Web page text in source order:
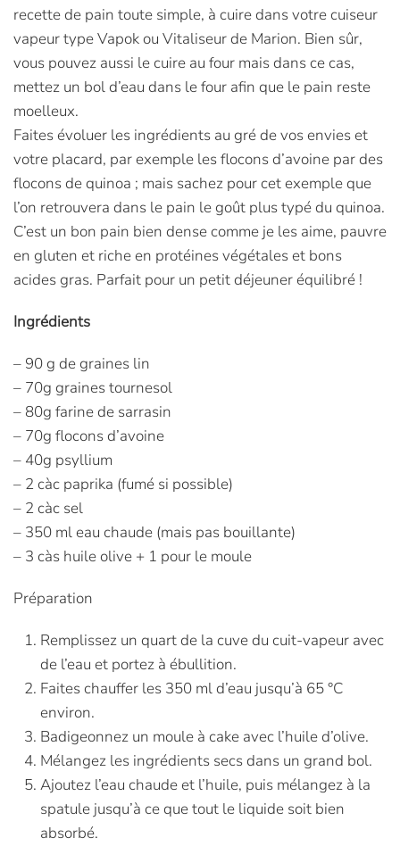
recette de pain toute simple, à cuire dans votre cuiseur
vapeur type Vapok ou Vitaliseur de Marion. Bien sûr,
vous pouvez aussi le cuire au four mais dans ce cas,
mettez un bol d’eau dans le four afin que le pain reste
moelleux.
Faites évoluer les ingrédients au gré de vos envies et
votre placard, par exemple les flocons d’avoine par des
flocons de quinoa ; mais sachez pour cet exemple que
l’on retrouvera dans le pain le goût plus typé du quinoa.
C’est un bon pain bien dense comme je les aime, pauvre
en gluten et riche en protéines végétales et bons
acides gras. Parfait pour un petit déjeuner équilibré !
Ingrédients
– 90 g de graines lin
– 70g graines tournesol
– 80g farine de sarrasin
– 70g flocons d’avoine
– 40g psyllium
– 2 càc paprika (fumé si possible)
– 2 càc sel
– 350 ml eau chaude (mais pas bouillante)
– 3 càs huile olive + 1 pour le moule
Préparation
Remplissez un quart de la cuve du cuit-vapeur avec
de l’eau et portez à ébullition.
Faites chauffer les 350 ml d’eau jusqu’à 65 °C
environ.
Badigeonnez un moule à cake avec l’huile d’olive.
Mélangez les ingrédients secs dans un grand bol.
Ajoutez l’eau chaude et l’huile, puis mélangez à la
spatule jusqu’à ce que tout le liquide soit bien
absorbé.